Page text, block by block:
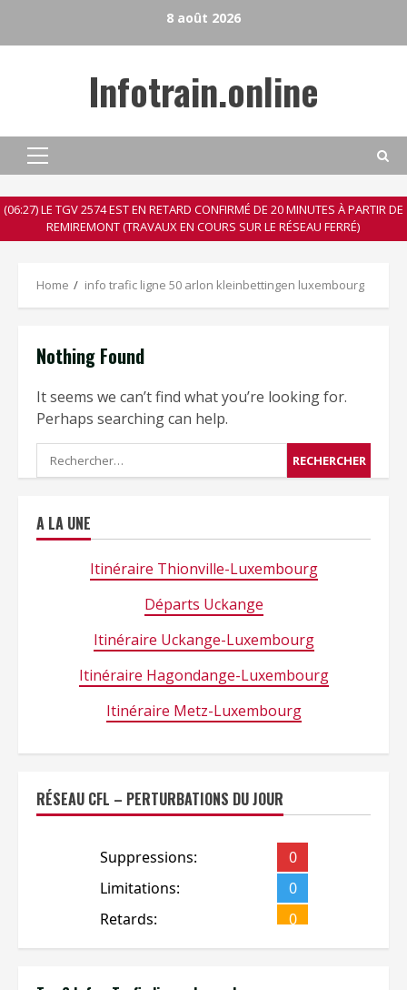
8 août 2026
Infotrain.online
Primary
(06:27) LE TGV 2574 EST EN RETARD CONFIRMÉ DE 20 MINUTES À PARTIR DE
REMIREMONT (TRAVAUX EN COURS SUR LE RÉSEAU FERRÉ)
Home info trafic ligne 50 arlon kleinbettingen luxembourg
Nothing Found
It seems we can’t find what you’re looking for.
Perhaps searching can help.
Rechercher :
A LA UNE
Itinéraire Thionville-Luxembourg
Départs Uckange
Itinéraire Uckange-Luxembourg
Itinéraire Hagondange-Luxembourg
Itinéraire Metz-Luxembourg
RÉSEAU CFL – PERTURBATIONS DU JOUR